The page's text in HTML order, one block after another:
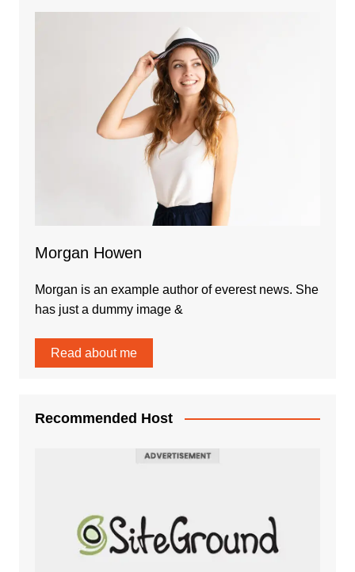
Morgan Howen
Morgan is an example author of everest news. She
has just a dummy image &
Read about me
Recommended Host